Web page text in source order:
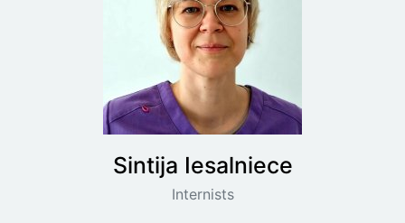
Sintija Iesalniece
Internists